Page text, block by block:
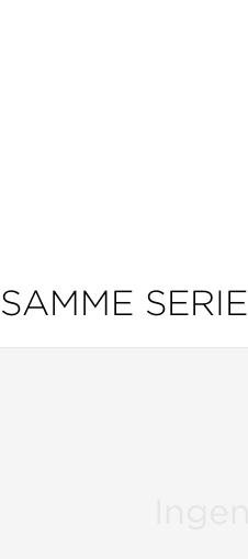
SAMME SERIE